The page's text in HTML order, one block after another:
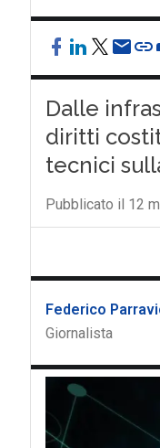
Dalle
diritti
tecnici
Pubblicato il 12
Federico
Giornalista